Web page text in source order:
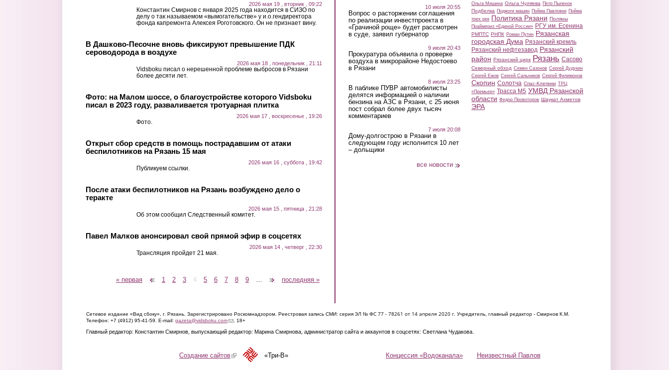
2026 мая 19 , вторник , 09:22
Константин Смирнов с января 2025 года находится в СИЗО по
делу о так называемом «вымогательстве» у и.о.гендиректора
фонда капремонта Алексея Роготовского. Он не признает вину.
В Дашково-Песочне вновь фиксируют превышение ПДК
сероводорода в воздухе
2026 мая 18 , понедельник , 21:11
Vidsboku писал о нерешенной проблеме выбросов в Рязани
более десяти лет.
Фото: на Малом шоссе, о благоустройстве которого Vidsboku
писал в 2023 году, разваливается тротуарная плитка
2026 мая 17 , воскресенье , 19:26
Фото.
Открыт сбор средств в помощь пострадавшим от атаки
беспилотников на Рязань 15 мая
2026 мая 16 , суббота , 19:42
Публикуем ссылки.
После атаки беспилотников на Рязань возбуждено дело о
теракте
2026 мая 15 , пятница , 21:28
Об этом сообщил Следственный комитет.
Павел Малков анонсировал свой прямой эфир в соцсетях
2026 мая 14 , четверг , 22:30
Трансляция пройдет 21 мая.
Страницы« первая 1 2 3 4 5 6 7 8 9 последняя »
10 июля 20:55
Вопрос о расторжении соглашения
по реализации инвестпроекта в
«Грачиной роще» будет рассмотрен
в суде, заявил губернатор
9 июля 20:43
Прокуратура объявила о проверке
воздуха в микрорайоне Недостоево
в Рязани
8 июля 23:25
В паблике ПУВР автомобилисты
делятся информацией о наличии
бензина на АЗС в Рязани, с 25 июня
пост собрал более двух тысяч
комментариев
7 июля 20:08
Дому-долгострою в Рязани в
следующем году исполнится 10 лет
– дольщики
все новости
Ольга Мишина Ольга Чуляева Петр Пыленок
Подбелка Поджоги машин Пойма Павловки Пойма
трех рек Политика Рязани Поляны
Праймериз «Единой России» РГУ им. Есенина
РМПТС РНПК Роман Путин Рязанская
городская Дума Рязанский кремль
Рязанский нефтезавод Рязанский
район Рязанский цирк Рязань Сасово
Северный обход Семен Сазонов Сергей Дудукин
Сергей Ежов Сергей Сальников Сергей Филимонов
Скопин Солотча Спас-Клепики ТРЦ
«Премьер» Трасса М5 УМВД Рязанской
области Федор Провоторов Шаукат Ахметов
ЭРА
Сетевое издание «Вид сбоку», г. Рязань. Зарегистрировано Роскомнадзором. Реестровая запись СМИ: серия ЭЛ № ФС 77 - 78261 от 14 апреля 2020 г. Учредитель, главный редактор - Смирнов К.М.
Телефон: +7 (4912) 95-41-59. E-mail: gazeta@vidsboku.com(link sends e-mail)
. 18+
Главный редактор: Константин Смирнов, выпускающий редактор: Марина Смирнова, администратор сайта и аккаунтов в соцсетях: Светлана Чудакова.
Концессия «Водоканала» Неизвестный Павлов
Создание сайтов(link is external)«Три-В»